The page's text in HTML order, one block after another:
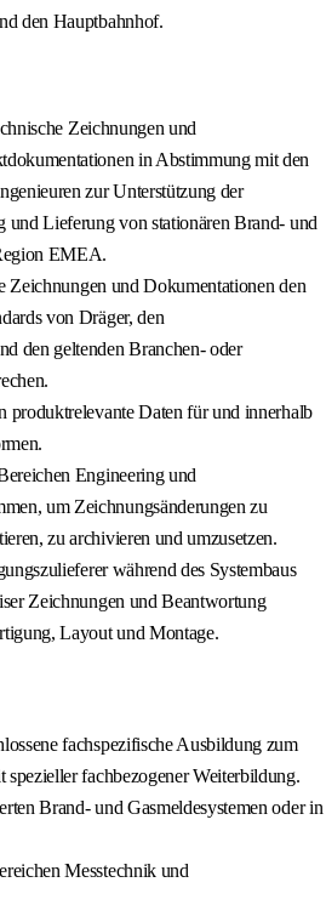
den Hauptbahnhof.
Zeichnungen und
in Abstimmung mit den
zur Unterstützung der
und Lieferung von stationären Brand- und
EMEA.
Zeichnungen und Dokumentationen den
von Dräger, den
den geltenden Branchen- oder
produktrelevante Daten für und innerhalb
Engineering und
um Zeichnungsänderungen zu
zu archivieren und umzusetzen.
während des Systembaus
Zeichnungen und Beantwortung
Layout und Montage.
fachspezifische Ausbildung zum
spezieller fachbezogener Weiterbildung.
Brand- und Gasmeldesystemen oder in
Messtechnik und